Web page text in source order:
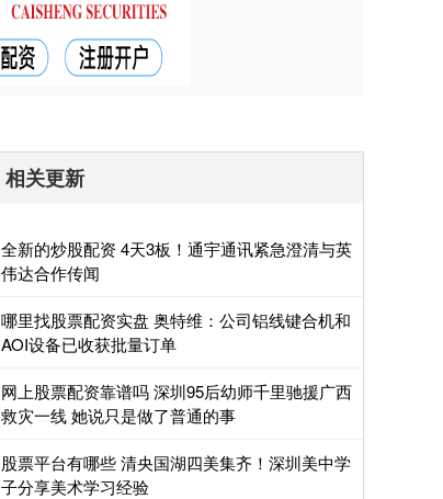
相关更新
全新的炒股配资 4天3板！通宇通讯紧急澄清与英
伟达合作传闻
哪里找股票配资实盘 奥特维：公司铝线键合机和
AOI设备已收获批量订单
网上股票配资靠谱吗 深圳95后幼师千里驰援广西
救灾一线 她说只是做了普通的事
股票平台有哪些 清央国湖四美集齐！深圳美中学
子分享美术学习经验